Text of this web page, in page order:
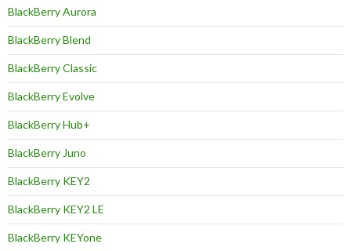
BlackBerry Aurora
BlackBerry Blend
BlackBerry Classic
BlackBerry Evolve
BlackBerry Hub+
BlackBerry Juno
BlackBerry KEY2
BlackBerry KEY2 LE
BlackBerry KEYone